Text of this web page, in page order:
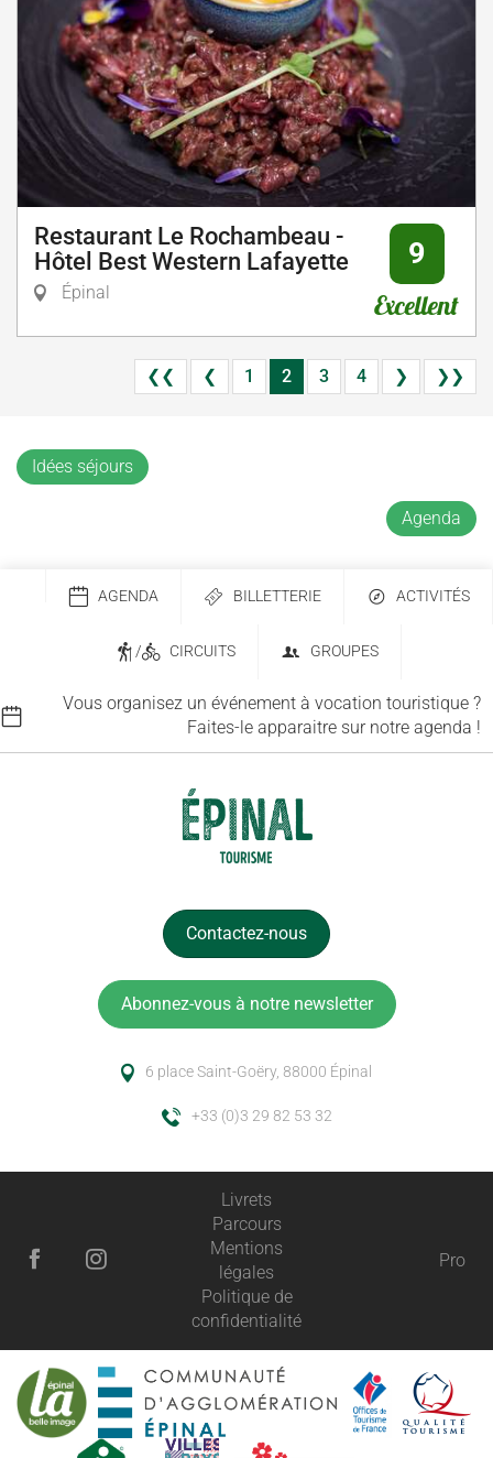
Restaurant Le Rochambeau -
Hôtel Best Western Lafayette
Épinal
9
Excellent
❮❮ ❮ 1 2 3 4 ❯ ❯❯
Idées séjours
Agenda
AGENDA BILLETTERIE ACTIVITÉS
/ CIRCUITS GROUPES
Vous organisez un événement à vocation touristique ?
Faites-le apparaitre sur notre agenda !
Contactez-nous
Abonnez-vous à notre newsletter
6 place Saint-Goëry, 88000 Épinal
+33 (0)3 29 82 53 32
Livrets
Parcours
Mentions
légales
Politique de
confidentialité
Pro